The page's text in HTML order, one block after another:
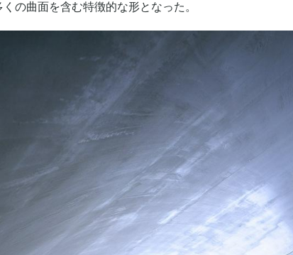
の曲面を含む特徴的な形となった。